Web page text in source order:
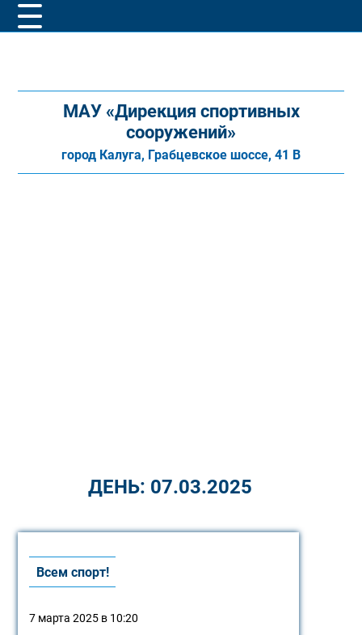
МАУ «Дирекция спортивных
сооружений»
город Калуга, Грабцевское шоссе, 41 В
ДЕНЬ: 07.03.2025
Всем спорт!
7 марта 2025 в 10:20